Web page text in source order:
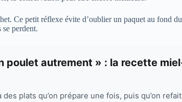
Ce petit réflexe évite d’oublier un paquet au fond
se perdent.
poulet autrement » : la recette
des plats qu’on prépare une fois, puis qu’on